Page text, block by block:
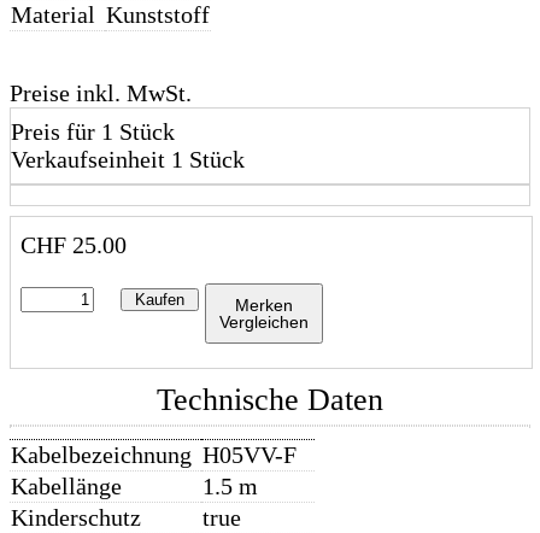
Material Kunststoff
Preise inkl. MwSt.
Preis für 1 Stück
Verkaufseinheit 1 Stück
CHF 25.00
Kaufen
Merken
Vergleichen
Technische Daten
Kabelbezeichnung H05VV-F
Kabellänge
1.5 m
Kinderschutz
true